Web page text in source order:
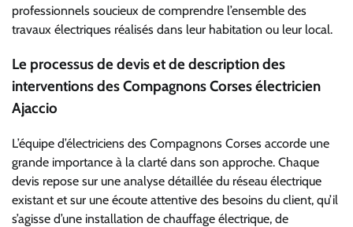
professionnels soucieux de comprendre l’ensemble des
travaux électriques réalisés dans leur habitation ou leur local.
Le processus de devis et de description des
interventions des Compagnons Corses électricien
Ajaccio
L’équipe d’électriciens des Compagnons Corses accorde une
grande importance à la clarté dans son approche. Chaque
devis repose sur une analyse détaillée du réseau électrique
existant et sur une écoute attentive des besoins du client, qu’il
s’agisse d’une installation de chauffage électrique, de